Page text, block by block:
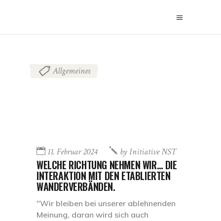
Allgemeines
11. Februar 2024 byInitiative NST
WELCHE RICHTUNG NEHMEN WIR… DIE
INTERAKTION MIT DEN ETABLIERTEN
WANDERVERBÄNDEN.
"Wir bleiben bei unserer ablehnenden
Meinung, daran wird sich auch